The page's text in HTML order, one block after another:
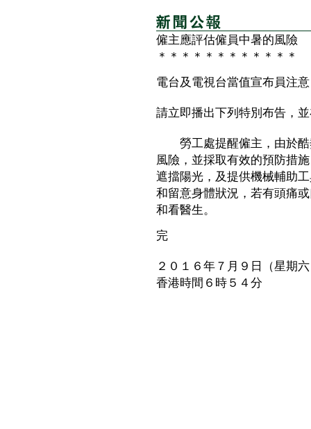
僱主應評估僱員中暑的風險
＊＊＊＊＊＊＊＊＊＊＊＊
電台及電視台當值宣布員注
請立即播出下列特別布告，
勞工處提醒僱主，由於酷
風險，並採取有效的預防措
遮擋陽光，及提供機械輔助
和留意身體狀況，若有頭痛
和看醫生。
完
２０１６年７月９日（星期
香港時間６時５４分